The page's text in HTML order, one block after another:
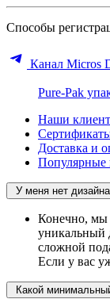
Способы
Канал Micros
Pure-Pak
Наши
Доставка и
Популярные
У меня нет
Конечно, мы
уникальный
сложной
Если у вас
Какой